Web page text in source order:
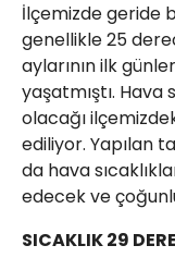
İlçemizde geride
genellikle 25
aylarının ilk
yaşatmıştı. Hava
olacağı
ediliyor. Yapılan
da hava
edecek ve
SICAKLIK 29